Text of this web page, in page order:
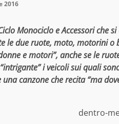
2016
Monociclo e Accessori che
le due ruote, moto, motorini
e motori”, anche se le
i veicoli sui quali
canzone che recita “ma